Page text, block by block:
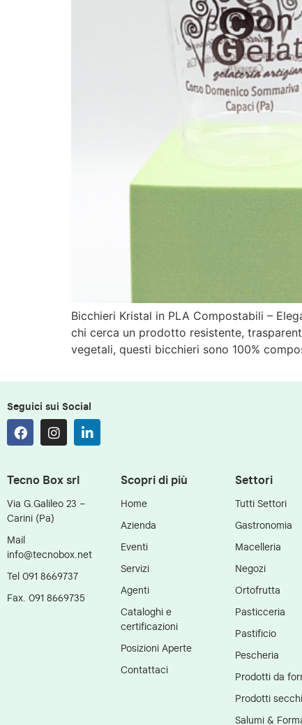
Bicchieri Kristal in PLA Compostabili –
chi cerca un prodotto resistente,
vegetali, questi bicchieri sono 100%
Seguici sui Social
Tecno Box srl
Via G.Galileo 23 –
Carini (Pa)
Mail
info@tecnobox.net
Tel 091 8669737
Fax. 091 8669735
Scopri di più
Home
Azienda
Eventi
Servizi
Agenti
Cataloghi e
certificazioni
Posizioni Aperte
Contattaci
Settori
Tutti Settori
Gastronomia
Macelleria
Negozi
Ortofrutta
Pasticceria
Pastificio
Pescheria
Prodotti da
Prodotti secchi
Salumi &